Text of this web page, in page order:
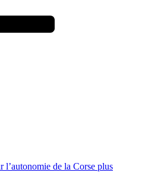
de la Corse plus